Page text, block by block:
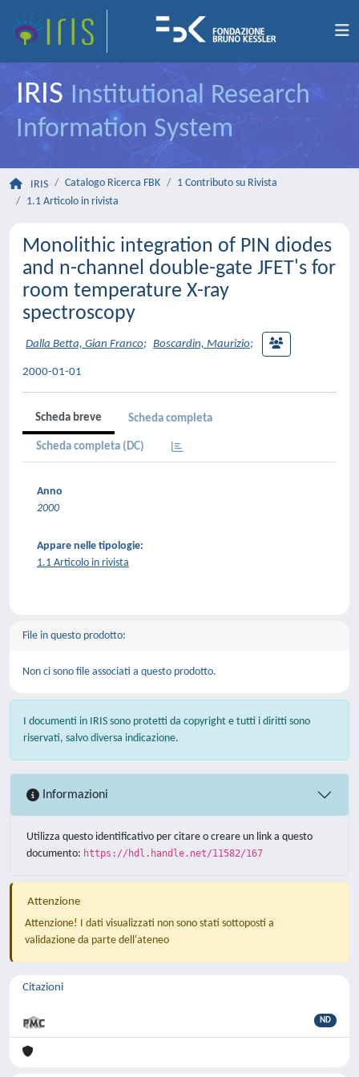
IRIS Institutional Research
Information System
IRIS Catalogo Ricerca FBK
1 Contributo su Rivista
1.1 Articolo in rivista
Monolithic integration of PIN diodes
and n-channel double-gate JFET's for
room temperature X-ray
spectroscopy
Dalla Betta, Gian Franco; Boscardin, Maurizio;
2000-01-01
Scheda breve Scheda completa
Scheda completa (DC)
Anno
2000
Appare nelle tipologie:
1.1 Articolo in rivista
File in questo prodotto:
Non ci sono file associati a questo prodotto.
I documenti in IRIS sono protetti da copyright e tutti i diritti sono
riservati, salvo diversa indicazione.
Informazioni
Utilizza questo identificativo per citare o creare un link a questo
documento: https://hdl.handle.net/11582/167
Attenzione
Attenzione! I dati visualizzati non sono stati sottoposti a
validazione da parte dell'ateneo
Citazioni
ND